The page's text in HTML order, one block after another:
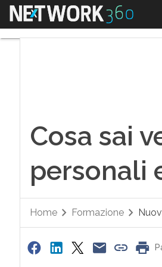
Menu
Cosa sai
personali
Home Formazione